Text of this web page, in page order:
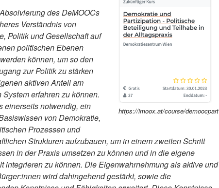
https://imoox.at/course/demoocpart
des DeMOOCs
Verständnis von
Politik und Gesellschaft auf
politischen Ebenen
können, um so den
zur Politik zu stärken
aktiven Anteil am
erfahren zu können.
einerseits notwendig, ein
von Demokratie,
Prozessen und
Strukturen aufzubauen, um in einem zweiten Schritt
in der Praxis umsetzen zu können und in die eigene
integrieren zu können. Die Eigenwahrnehmung als aktive und
wird dahingehend gestärkt, sowie die